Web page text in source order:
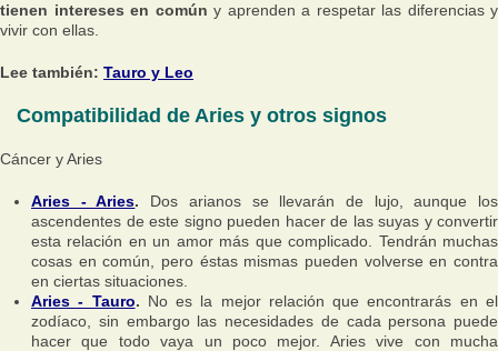
tienen intereses en común y aprenden a respetar las diferencias y
vivir con ellas.
Lee también: Tauro y Leo
Compatibilidad de Aries y otros signos
Cáncer y Aries
Aries - Aries. Dos arianos se llevarán de lujo, aunque los
ascendentes de este signo pueden hacer de las suyas y convertir
esta relación en un amor más que complicado. Tendrán muchas
cosas en común, pero éstas mismas pueden volverse en contra
en ciertas situaciones.
Aries - Tauro. No es la mejor relación que encontrarás en el
zodíaco, sin embargo las necesidades de cada persona puede
hacer que todo vaya un poco mejor. Aries vive con mucha